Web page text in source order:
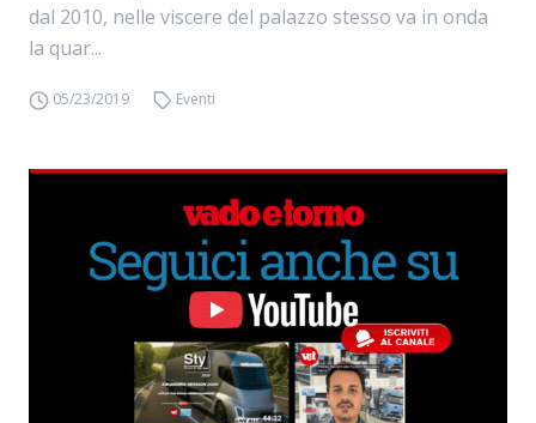
dal 2010, nelle viscere del palazzo stesso va in onda
la quar...
05/23/2019 Eventi